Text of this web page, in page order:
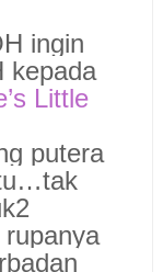
ingin
kepada
Little
putera